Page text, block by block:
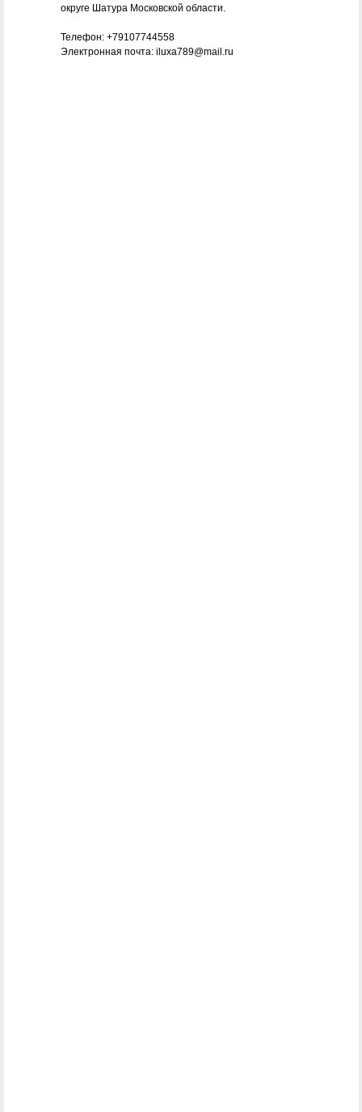
округе Шатура Московской области.
Телефон: +79107744558
Электронная почта: iluxa789@mail.ru